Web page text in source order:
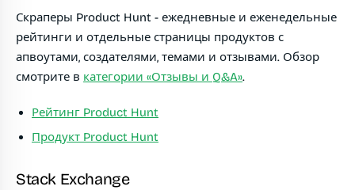
Скраперы Product Hunt - ежедневные и еженедельные
рейтинги и отдельные страницы продуктов с
апвоутами, создателями, темами и отзывами. Обзор
смотрите в категории «Отзывы и Q&A».
Рейтинг Product Hunt
Продукт Product Hunt
Stack Exchange